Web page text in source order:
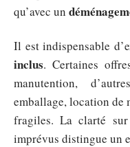
qu’avec un
Il est indispensable
inclus. Certaines
manutention,
emballage, location de
fragiles. La clarté
imprévus distingue un